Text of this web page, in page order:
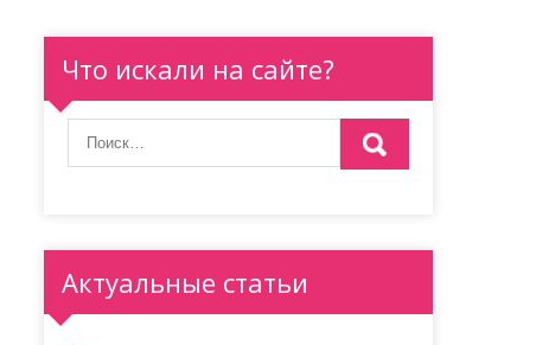
Что искали на сайте?
Актуальные статьи